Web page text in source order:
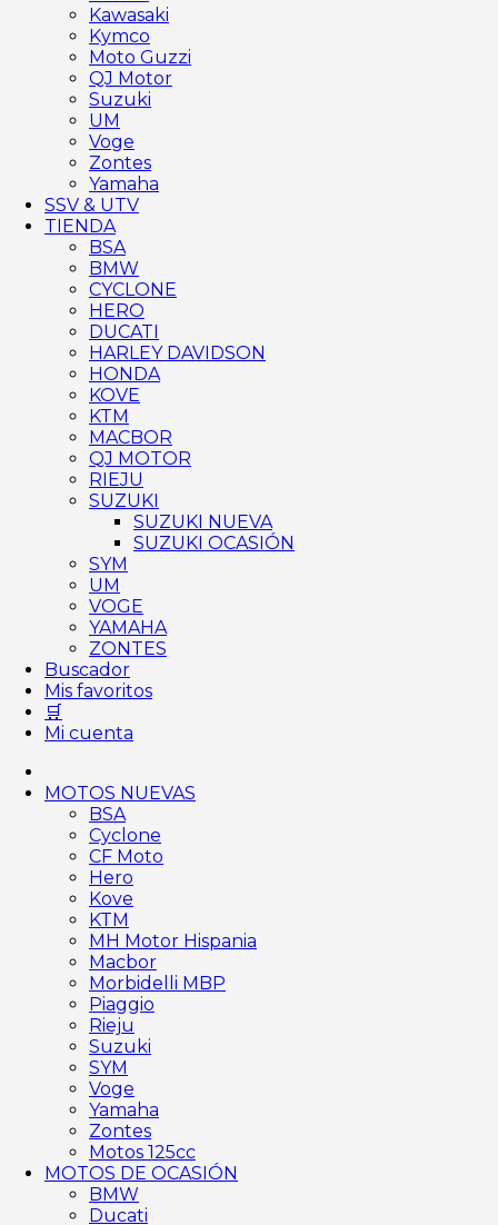
Kawasaki
Kymco
Moto Guzzi
QJ Motor
Suzuki
UM
Voge
Zontes
Yamaha
SSV & UTV
TIENDA
BSA
BMW
CYCLONE
HERO
DUCATI
HARLEY DAVIDSON
HONDA
KOVE
KTM
MACBOR
QJ MOTOR
RIEJU
SUZUKI
SUZUKI NUEVA
SUZUKI OCASIÓN
SYM
UM
VOGE
YAMAHA
ZONTES
Buscador
Mis favoritos
🛒
Mi cuenta
MOTOS NUEVAS
BSA
Cyclone
CF Moto
Hero
Kove
KTM
MH Motor Hispania
Macbor
Morbidelli MBP
Piaggio
Rieju
Suzuki
SYM
Voge
Yamaha
Zontes
Motos 125cc
MOTOS DE OCASIÓN
BMW
Ducati